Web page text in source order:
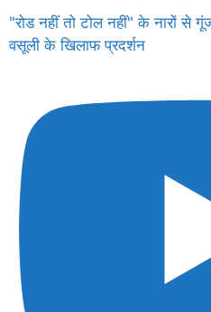
"रोड नहीं तो टोल नहीं" के नारों से
वसूली के खिलाफ प्रदर्शन